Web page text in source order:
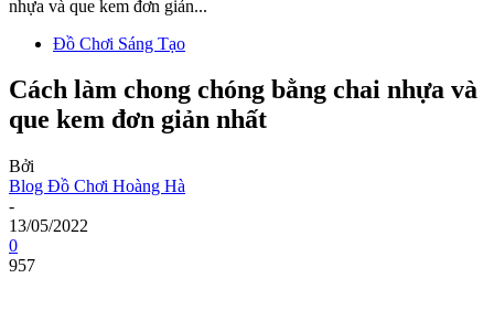
nhựa và que kem đơn giản...
Đồ Chơi Sáng Tạo
Cách làm chong chóng bằng chai nhựa và
que kem đơn giản nhất
Bởi
Blog Đồ Chơi Hoàng Hà
-
13/05/2022
0
957